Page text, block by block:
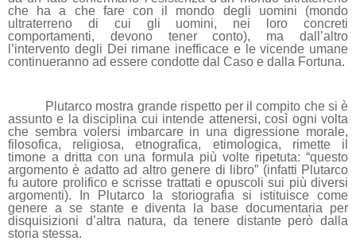
che ha a che fare con il mondo degli uomini (mondo
ultraterreno di cui gli uomini, nei loro concreti
comportamenti, devono tener conto), ma dall’altro
l’intervento degli Dei rimane inefficace e le vicende umane
continueranno ad essere condotte dal Caso e dalla Fortuna.
Plutarco mostra grande rispetto per il compito che si è
assunto e la disciplina cui intende attenersi, così ogni volta
che sembra volersi imbarcare in una digressione morale,
filosofica, religiosa, etnografica, etimologica, rimette il
timone a dritta con una formula più volte ripetuta: “questo
argomento è adatto ad altro genere di libro” (infatti Plutarco
fu autore prolifico e scrisse trattati e opuscoli sui più diversi
argomenti). In Plutarco la storiografia si istituisce come
genere a se stante e diventa la base documentaria per
disquisizioni d’altra natura, da tenere distante però dalla
storia stessa.